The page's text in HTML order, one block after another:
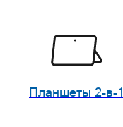
Планшеты 2-в-1